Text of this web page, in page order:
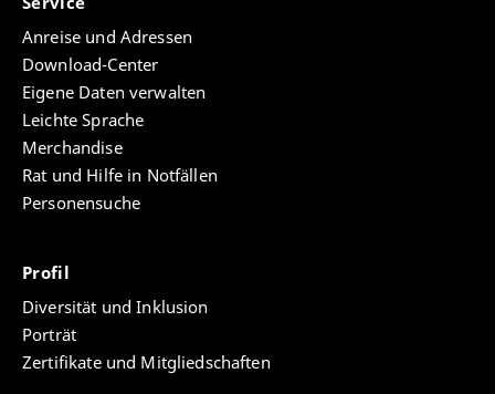
Anreise und Adressen
Download-Center
Eigene Daten verwalten
Leichte Sprache
Merchandise
Rat und Hilfe in Notfällen
Personensuche
Profil
Diversität und Inklusion
Porträt
Zertifikate und Mitgliedschaften